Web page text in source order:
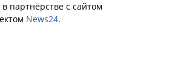
в партнёрстве с сайтом
News24.